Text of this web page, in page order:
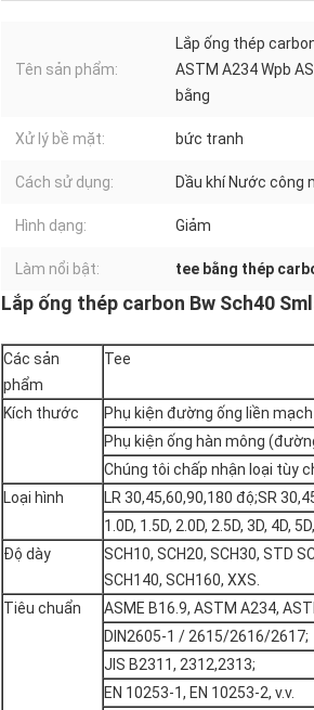
Tên sản phẩm:
Lắp ống thép
ASTM A234 Wpb
bằng
Xử lý bề mặt: bức tranh
Cách sử dụng: Dầu khí Nước công
Hình dạng: Giảm
Làm nổi bật: tee bằng thép
Lắp ống thép carbon Bw Sch40
Các sản
phẩm
Tee
Kích thước
Phụ kiện đường ống liền
Phụ kiện ống hàn mông
Chúng tôi chấp nhận loại tùy
Loại hình
LR 30,45,60,90,180 độ;SR
1.0D, 1.5D, 2.0D, 2.5D, 3D, 4D,
Độ dày
SCH10, SCH20, SCH30, STD
SCH140, SCH160, XXS.
Tiêu chuẩn
ASME B16.9, ASTM A234,
DIN2605-1 / 2615/2616/2617;
JIS B2311, 2312,2313;
EN 10253-1, EN 10253-2, v.v.